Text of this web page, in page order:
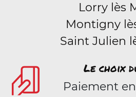
Lorry lès
Montigny
Saint Julien
Le choix
Paiement